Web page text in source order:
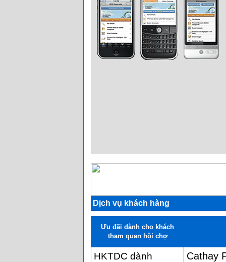
Dịch vụ khách hàng
Ưu đãi dành cho khách
tham quan hội chợ
HKTDC dành
Cathay